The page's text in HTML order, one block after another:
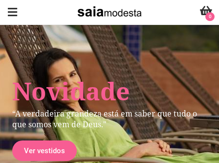
Novidade
“A verdadeira grandeza está em saber que tudo o
que somos vem de Deus."
Ver vestidos
0